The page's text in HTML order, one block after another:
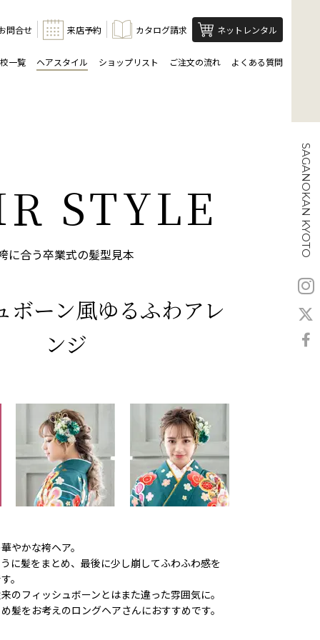
問合せ 来店予約 カタログ請求 ネットレンタル
一覧 ヘアスタイル ショップリスト ご注文の流れ よくある質問
STYLE
に合う卒業式の髪型見本
ボーン風ゆるふわアレ
ンジ
やかな袴ヘア。
に髪をまとめ、最後に少し崩してふわふわ感を
。
のフィッシュボーンとはまた違った雰囲気に。
髪をお考えのロングヘアさんにおすすめです。
SAGANOKAN KYOTO